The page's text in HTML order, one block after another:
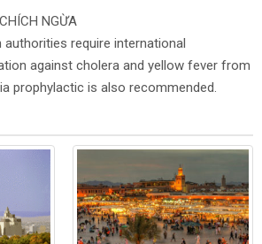
NGỪA
authorities require international
against cholera and yellow fever from
prophylactic is also recommended.